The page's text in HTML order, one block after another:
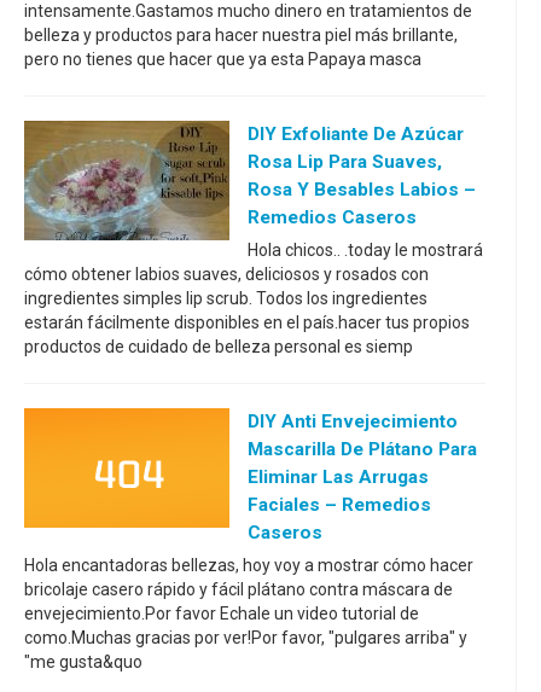
intensamente.Gastamos mucho dinero en tratamientos de
belleza y productos para hacer nuestra piel más brillante,
pero no tienes que hacer que ya esta Papaya masca
DIY Exfoliante De Azúcar
Rosa Lip Para Suaves,
Rosa Y Besables Labios –
Remedios Caseros
Hola chicos.. .today le mostrará
cómo obtener labios suaves, deliciosos y rosados con
ingredientes simples lip scrub. Todos los ingredientes
estarán fácilmente disponibles en el país.hacer tus propios
productos de cuidado de belleza personal es siemp
DIY Anti Envejecimiento
Mascarilla De Plátano Para
Eliminar Las Arrugas
Faciales – Remedios
Caseros
Hola encantadoras bellezas, hoy voy a mostrar cómo hacer
bricolaje casero rápido y fácil plátano contra máscara de
envejecimiento.Por favor Echale un video tutorial de
como.Muchas gracias por ver!Por favor, "pulgares arriba" y
"me gusta&quo